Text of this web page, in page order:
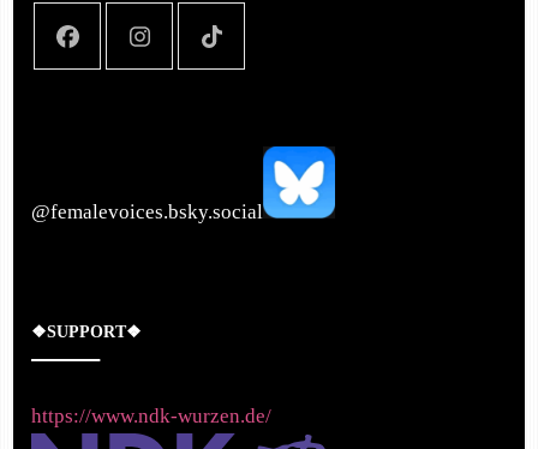
‪@femalevoices.bsky.social‬
❖SUPPORT❖
https://www.ndk-wurzen.de/